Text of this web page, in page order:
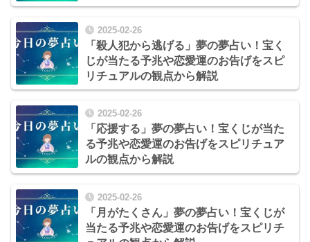
2025-02-26
「殺人犯から逃げる」夢の夢占い！宝く
じが当たる予兆や恋愛運のお告げをスピ
リチュアルの観点から解説
2025-02-26
「応援する」夢の夢占い！宝くじが当た
る予兆や恋愛運のお告げをスピリチュア
ルの観点から解説
2025-02-26
「月がたくさん」夢の夢占い！宝くじが
当たる予兆や恋愛運のお告げをスピリチ